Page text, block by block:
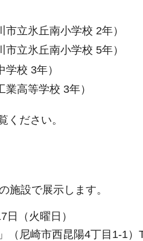
立氷丘南小学校 2年）
立氷丘南小学校 5年）
校 3年）
高等学校 3年）
ださい。
施設で展示します。
（火曜日）
尼崎市西昆陽4丁目1-1）